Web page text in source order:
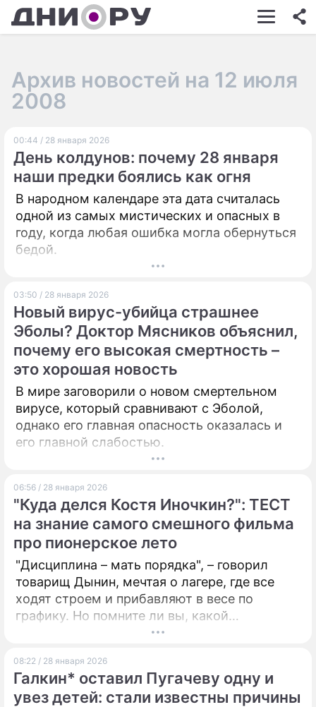
ШОУ-БИЗНЕС
КИНО
ЭКОНОМИКА
ПРОИСШЕСТВИЯ
СОННИК
ИГРЫ
Архив новостей на 12 июля
2008
00:44 / 28 января 2026
День колдунов: почему 28 января
наши предки боялись как огня
В народном календаре эта дата считалась
одной из самых мистических и опасных в
году, когда любая ошибка могла обернуться
бедой.
03:50 / 28 января 2026
Новый вирус-убийца страшнее
Эболы? Доктор Мясников объяснил,
почему его высокая смертность –
это хорошая новость
В мире заговорили о новом смертельном
вирусе, который сравнивают с Эболой,
однако его главная опасность оказалась и
его главной слабостью.
06:56 / 28 января 2026
"Куда делся Костя Иночкин?": ТЕСТ
на знание самого смешного фильма
про пионерское лето
"Дисциплина – мать порядка", – говорил
товарищ Дынин, мечтая о лагере, где все
ходят строем и прибавляют в весе по
графику. Но помните ли вы, какой
"смертельный номер" провернули пионеры,
возвращения домой?
08:22 / 28 января 2026
Галкин* оставил Пугачеву одну и
увез детей: стали известны причины